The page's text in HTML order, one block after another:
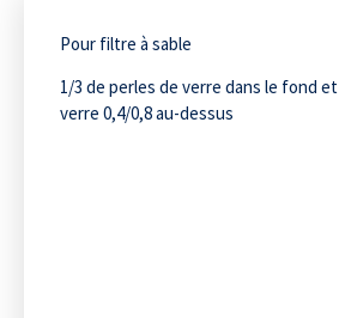
Pour filtre à sable
1/3 de perles de verre dans le fond
verre 0,4/0,8 au-dessus